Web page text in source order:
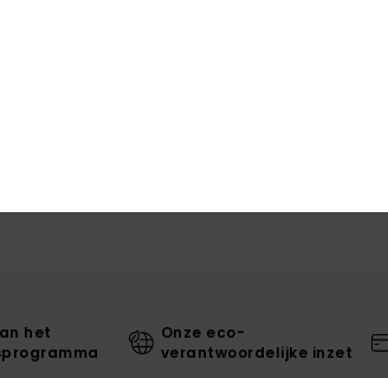
het
Onze eco-
verantwoordelijke inzet